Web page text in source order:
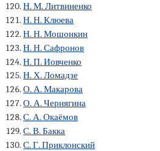
Н. М. Литвиненко
Н. Н. Клюева
Н. Н. Мошонкин
Н. Н. Сафронов
Н. П. Иовченко
Н. Х. Ломадзе
О. А. Макарова
О. А. Чернягина
С. А. Окаёмов
С. В. Бакка
С. Г. Приклонский